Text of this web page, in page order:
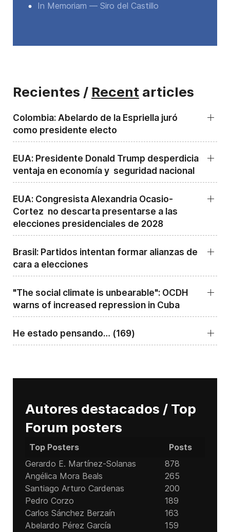
In Memoriam — Siro del Castillo
Recientes / Recent articles
Colombia: Abelardo de la Espriella juró
como presidente electo
EUA: Presidente Donald Trump desperdicia
ventaja en economía y seguridad nacional
EUA: Congresista Alexandria Ocasio-
Cortez no descarta presentarse a las
elecciones presidenciales de 2028
Brasil: Partidos intentan formar alianzas de
cara a elecciones
"The social climate is unbearable": OCDH
warns of increased repression in Cuba
He estado pensando… (169)
Autores destacados / Top
Forum posters
Top Posters
Posts
Gerardo E. Martínez-Solanas
878
Angélica Mora Beals
265
Santiago Arturo Cardenas
200
Pedro Corzo
189
Carlos Sánchez Berzaín
163
Abelardo Pérez García
159